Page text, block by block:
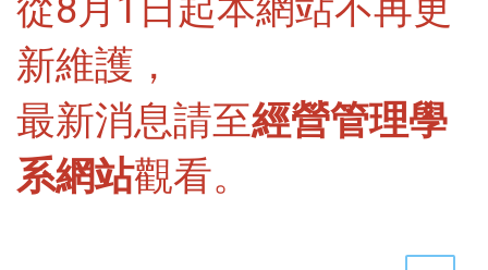
從8月1日起本網站不再更
新維護，
最新消息請至經營管理學
系網站觀看。